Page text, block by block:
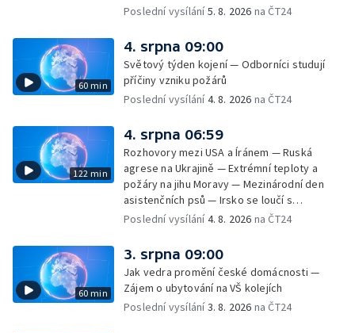
Ukrajině — Vliv veder na lidské orgány — Při
— Třem obcím na Brněnsku dočasně došla
pitná voda — SP v orientačním běhu v Česku
— Horko a požáry sužují Evropu — Rybářský
příměstský tábor
Poslední vysílání5. 8. 2026 na ČT24
60 min
4. srpna 09:00
Světový týden kojení — Odborníci studují
příčiny vzniku požárů
Poslední vysílání4. 8. 2026 na ČT24
122 min
4. srpna 06:59
Rozhovory mezi USA a Íránem — Ruská
agrese na Ukrajině — Extrémní teploty a
požáry na jihu Moravy — Mezinárodní den
asistenčních psů — Irsko se loučí s
hudebníkem Glenem Hansardem
Poslední vysílání4. 8. 2026 na ČT24
60 min
3. srpna 09:00
Jak vedra promění české domácnosti —
Zájem o ubytování na VŠ kolejích
Poslední vysílání3. 8. 2026 na ČT24